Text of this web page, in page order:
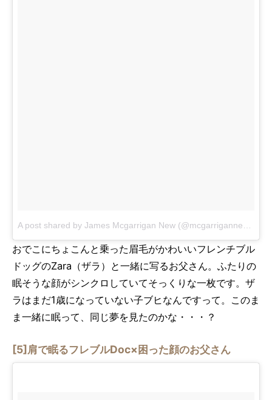
A post shared by James Mcgarrigan New (@mcgarrigannew)
おでこにちょこんと乗った眉毛がかわいいフレンチブル
ドッグのZara（ザラ）と一緒に写るお父さん。ふたりの
眠そうな顔がシンクロしていてそっくりな一枚です。ザ
ラはまだ1歳になっていない子ブヒなんですって。このま
ま一緒に眠って、同じ夢を見たのかな・・・？
[5]肩で眠るフレブルDoc×困った顔のお父さん